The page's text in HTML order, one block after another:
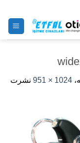
1024 × 951
نشرت